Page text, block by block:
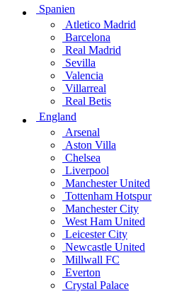
Spanien
Atletico Madrid
Barcelona
Real Madrid
Sevilla
Valencia
Villarreal
Real Betis
England
Arsenal
Aston Villa
Chelsea
Liverpool
Manchester United
Tottenham Hotspur
Manchester City
West Ham United
Leicester City
Newcastle United
Millwall FC
Everton
Crystal Palace